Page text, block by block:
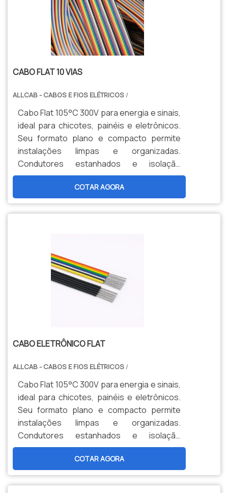
CABO FLAT 10 VIAS
ALLCAB - CABOS E FIOS ELÉTRICOS /
Cabo Flat 105°C 300V para energia e sinais,
ideal para chicotes, painéis e eletrônicos.
Seu formato plano e compacto permite
instalações limpas e organizadas.
Condutores estanhados e isolação
termorresistente garantem confiabilidade
e alta durabilidade.COTAR AGORA
CABO ELETRÔNICO FLAT
ALLCAB - CABOS E FIOS ELÉTRICOS /
Cabo Flat 105°C 300V para energia e sinais,
ideal para chicotes, painéis e eletrônicos.
Seu formato plano e compacto permite
instalações limpas e organizadas.
Condutores estanhados e isolação
termorresistente garantem confiabilidade
e alta durabilidade.COTAR AGORA